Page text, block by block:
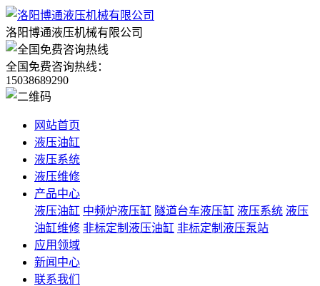
洛阳博通液压机械有限公司
全国免费咨询热线：
15038689290
网站首页
液压油缸
液压系统
液压维修
产品中心
液压油缸 中频炉液压缸 隧道台车液压缸 液压系统 液压
油缸维修 非标定制液压油缸 非标定制液压泵站
应用领域
新闻中心
联系我们